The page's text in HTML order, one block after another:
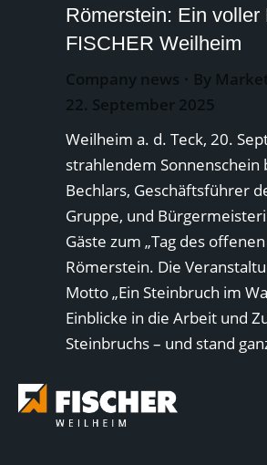
Römerstein: Ein voller
FISCHER Weilheim
Company news By
22. September 2025
Weilheim a. d. Teck, 20.
strahlendem Sonnenschein
Bechlars, Geschäftsführer
Gruppe, und
Gäste zum „Tag des
Römerstein. Die
Motto „Ein Steinbruch im
Einblicke in die Arbeit und
Steinbruchs – und stand